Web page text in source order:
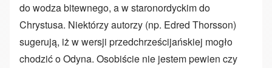
do wodza bitewnego, a w staronordyckim do
Chrystusa. Niektórzy autorzy (np. Edred Thorsson)
sugerują, iż w wersji przedchrześcijańskiej mogło
chodzić o Odyna. Osobiście nie jestem pewien czy